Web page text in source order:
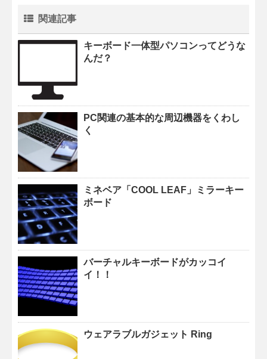
関連記事
キーボード一体型パソコンってどうな
んだ？
PC関連の基本的な周辺機器をくわし
く
ミネベア「COOL LEAF」ミラーキー
ボード
バーチャルキーボードがカッコイ
イ！！
ウェアラブルガジェット Ring